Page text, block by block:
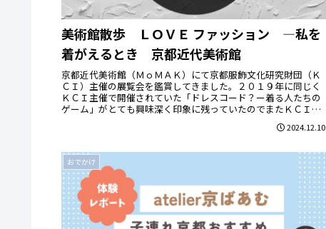
美術館散歩 ＬＯＶＥ ファッション ―私を
着がえるとき 京都近代美術館
京都近代美術館（ＭｏＭＡＫ）にて京都服飾文化研究財団（Ｋ
ＣＩ）主催の展覧会を鑑賞してきました。２０１９年に同じく
ＫＣＩ主催で開催されていた「ドレスコード？ー着る人たちの
ゲーム」がとても興味深く印象に残っていたのでまたＫＣＩ主
2024.12.10
おでかけ